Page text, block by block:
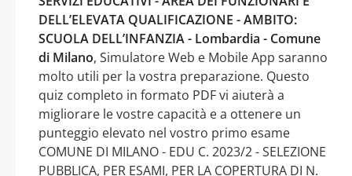
DELL’ELEVATA QUALIFICAZIONE - AMBITO:
SCUOLA DELL’INFANZIA - Lombardia - Comune
di Milano, Simulatore Web e Mobile App saranno
molto utili per la vostra preparazione. Questo
quiz completo in formato PDF vi aiuterà a
migliorare le vostre capacità e a ottenere un
punteggio elevato nel vostro primo esame
COMUNE DI MILANO - EDU C. 2023/2 - SELEZIONE
PUBBLICA, PER ESAMI, PER LA COPERTURA DI N.